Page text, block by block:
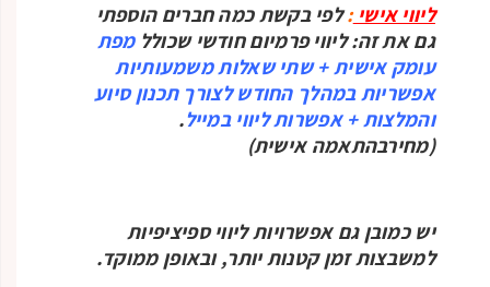
ליווי אישי:לפי בקשת כמה חברים הוספתי
גם את זה: ליווי פרמיום חודשי שכוללמפת
עומק אישית + שתי שאלות משמעותיות
אפשריות במהלך החודש לצורך תכנון סיוע
והמלצות + אפשרות ליווי במייל.
(מחירבהתאמה אישית)
יש כמובן גם אפשרויות ליווי ספיציפיות
למשבצות זמן קטנות יותר, ובאופן ממוקד.